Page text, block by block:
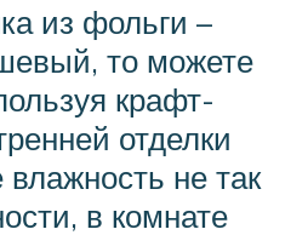
из фольги –
то можете
крафт-
отделки
не так
в комнате